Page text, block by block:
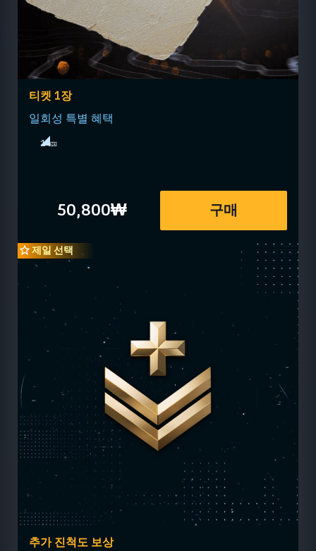
티켓 1장
일회성 특별 혜택
1 🎫
50,800₩ 구매
제일 선택
추가 진척도 보상